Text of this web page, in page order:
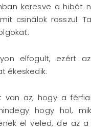
keresve a hibát
csinálok rosszul.
elfogult, ezért
ékeskedik:
van az, hogy a
hogy hol,
el veled, de az a